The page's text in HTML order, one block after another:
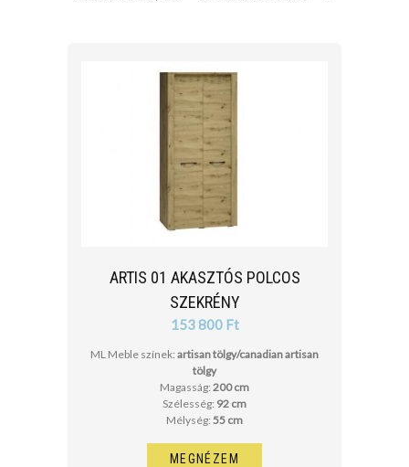
ARTIS 01 AKASZTÓS POLCOS
SZEKRÉNY
153 800 Ft
ML Meble színek: artisan tölgy/canadian artisan
tölgy
Magasság: 200 cm
Szélesség: 92 cm
Mélység: 55 cm
MEGNÉZEM